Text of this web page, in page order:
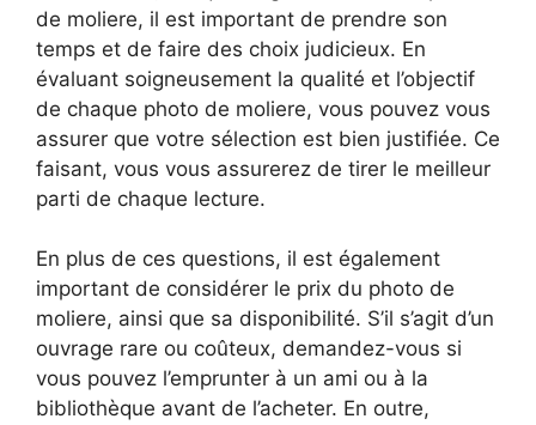
de moliere, il est important de prendre son
temps et de faire des choix judicieux. En
évaluant soigneusement la qualité et l’objectif
de chaque photo de moliere, vous pouvez vous
assurer que votre sélection est bien justifiée. Ce
faisant, vous vous assurerez de tirer le meilleur
parti de chaque lecture.
En plus de ces questions, il est également
important de considérer le prix du photo de
moliere, ainsi que sa disponibilité. S’il s’agit d’un
ouvrage rare ou coûteux, demandez-vous si
vous pouvez l’emprunter à un ami ou à la
bibliothèque avant de l’acheter. En outre,